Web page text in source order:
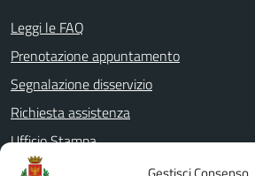
Leggi le FAQ
Prenotazione appuntamento
Segnalazione disservizio
Richiesta assistenza
Ufficio Stampa
Amministrazione Trasparente